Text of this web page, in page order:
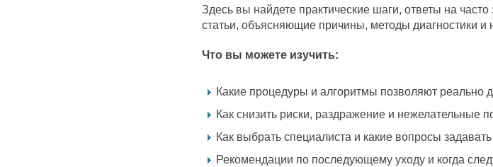
Здесь вы найдете практические шаги, ответы на
статьи, объясняющие причины, методы диагностики
Что вы можете изучить:
Какие процедуры и алгоритмы позволяют реально
Как снизить риски, раздражение и нежелательные
Как выбрать специалиста и какие вопросы
Рекомендации по последующему уходу и когда